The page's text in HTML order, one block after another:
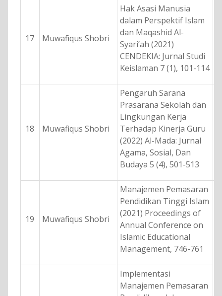
17 Muwafiqus Shobri
Hak Asasi Manusia
dalam Perspektif Islam
dan Maqashid Al-
Syari’ah (2021)
CENDEKIA: Jurnal Studi
Keislaman 7 (1), 101-114
18 Muwafiqus Shobri
Pengaruh Sarana
Prasarana Sekolah dan
Lingkungan Kerja
Terhadap Kinerja Guru
(2022) Al-Mada: Jurnal
Agama, Sosial, Dan
Budaya 5 (4), 501-513
19 Muwafiqus Shobri
Manajemen Pemasaran
Pendidikan Tinggi Islam
(2021) Proceedings of
Annual Conference on
Islamic Educational
Management, 746-761
Implementasi
Manajemen Pemasaran